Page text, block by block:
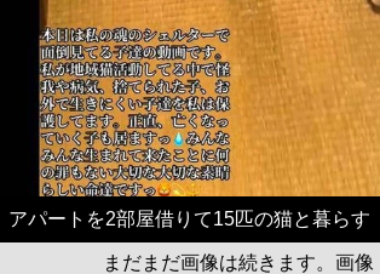
アパートを2部屋借りて15匹の猫と暮らす
まだまだ画像は続きます。画像